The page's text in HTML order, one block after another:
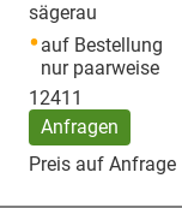
sägerau
auf Bestellung
nur paarweise
12411
Anfragen
Preis auf Anfrage